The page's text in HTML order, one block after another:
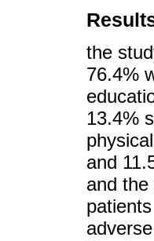
the
76.4%
13.4%
and
and